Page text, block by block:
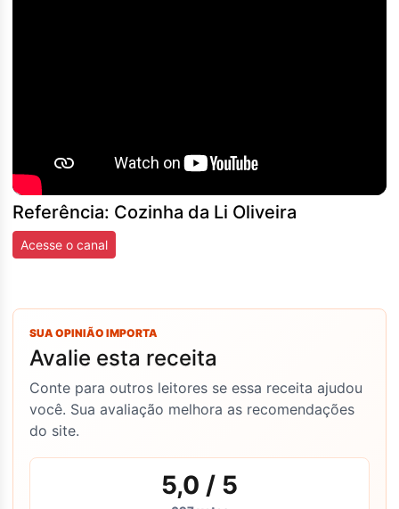
Referência: Cozinha da Li Oliveira
Acesse o canal
SUA OPINIÃO IMPORTA
Avalie esta receita
Conte para outros leitores se essa receita ajudou
você. Sua avaliação melhora as recomendações
do site.
5,0 / 5